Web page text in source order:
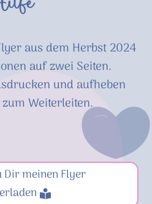
aus dem Herbst 2024
auf zwei Seiten.
und aufheben
Weiterleiten.
Dir meinen Flyer